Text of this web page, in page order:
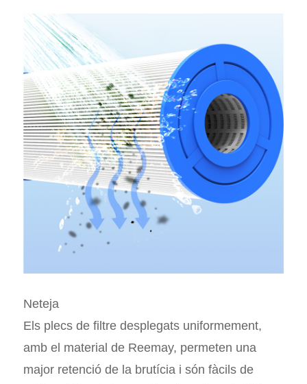
Neteja
Els plecs de filtre desplegats uniformement,
amb el material de Reemay, permeten una
major retenció de la brutícia i són fàcils de